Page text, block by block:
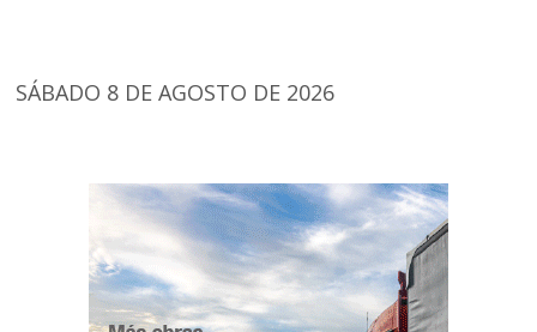
SÁBADO 8 DE AGOSTO DE 2026